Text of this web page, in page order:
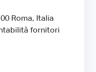
Roma, Italia
fornitori